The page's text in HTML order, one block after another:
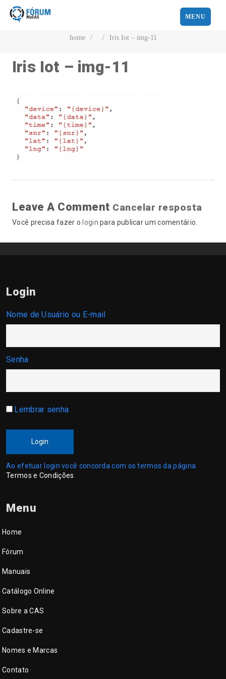
MENU
home / / Iris Iot – img-11
Iris Iot – img-11
Leave A Comment Cancelar resposta
Você precisa fazer o login para publicar um comentário.
Login
Nome de Usuário ou E-mail
Senha
Lembrar senha
Login
Ao efetuar login você concorda com os termos da página
Termos e Condições
Menu
Home
Fórum
Manuais
Catálogo Online
Sobre a CAS
Cadastre-se
Nomes e Marcas
Contato